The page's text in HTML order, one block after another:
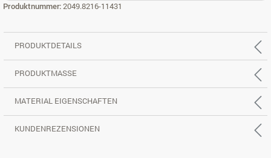
Produktnummer:2049.8216-11431
PRODUKTDETAILS
PRODUKTMASSE
MATERIAL EIGENSCHAFTEN
KUNDENREZENSIONEN